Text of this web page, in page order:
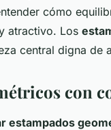
cómo
atractivo. Los
central digna de
con
estampados